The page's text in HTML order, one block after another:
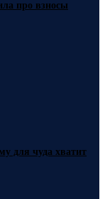
про взносы
для чуда хватит